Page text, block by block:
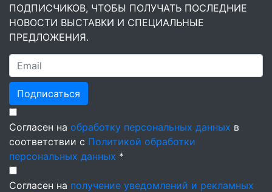
ПОДПИСЧИКОВ, ЧТОБЫ ПОЛУЧАТЬ ПОСЛЕДНИЕ
НОВОСТИ ВЫСТАВКИ И СПЕЦИАЛЬНЫЕ
ПРЕДЛОЖЕНИЯ.
Подписаться
Согласен на обработку персональных данных в
соответствии с Политикой обработки
персональных данных *
Согласен на получение уведомлений и рекламных